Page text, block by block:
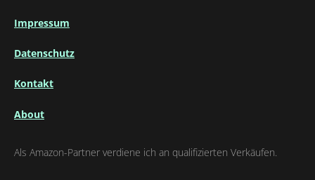
Impressum
Datenschutz
Kontakt
About
Als Amazon-Partner verdiene ich an qualifizierten Verkäufen.